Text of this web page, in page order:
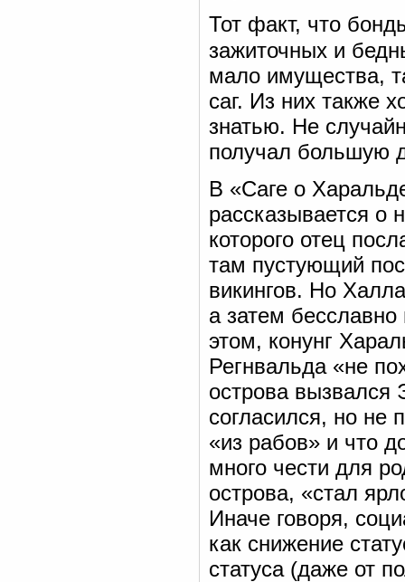
Тот факт, что
зажиточных и
мало имущества,
саг. Из них также
знатью. Не
получал большую
В «Саге о
рассказывается о
которого отец
там пустующий
викингов. Но
а затем
этом, конунг
Регнвальда «не
острова вызвался
согласился, но не
«из рабов» и что
много чести для
острова, «стал
Иначе говоря,
как снижение
статуса (даже от